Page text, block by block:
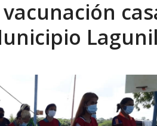
apagones y promesas